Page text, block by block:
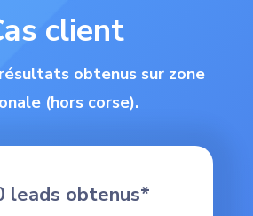
client
obtenus sur zone
(hors corse).
leads obtenus*